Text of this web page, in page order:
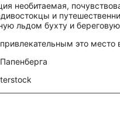
необитаемая,
и
льдом бухту и
это место